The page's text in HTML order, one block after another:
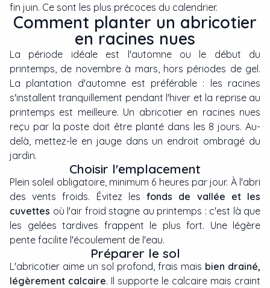
fin juin. Ce sont les plus précoces du calendrier.
Comment planter un abricotier
en racines nues
La période idéale est l'automne ou le début du
printemps, de novembre à mars, hors périodes de gel.
La plantation d'automne est préférable : les racines
s'installent tranquillement pendant l'hiver et la reprise au
printemps est meilleure. Un abricotier en racines nues
reçu par la poste doit être planté dans les 8 jours. Au-
delà, mettez-le en jauge dans un endroit ombragé du
jardin.
Choisir l'emplacement
Plein soleil obligatoire, minimum 6 heures par jour. À l'abri
des vents froids. Évitez lesfonds de vallée et les
cuvettes où l'air froid stagne au printemps : c'est là que
les gelées tardives frappent le plus fort. Une légère
pente facilite l'écoulement de l'eau.
Préparer le sol
L'abricotier aime un sol profond, frais mais bien drainé,
légèrement calcaire. Il supporte le calcaire mais craint